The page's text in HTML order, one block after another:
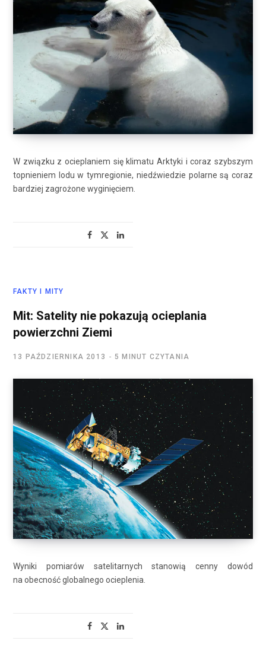
W związku z ocieplaniem się klimatu Arktyki i coraz szybszym
topnieniem lodu w tymregionie, niedźwiedzie polarne są coraz
bardziej zagrożone wyginięciem.
FAKTY I MITY
Mit: Satelity nie pokazują ocieplania
powierzchni Ziemi
13 PAŹDZIERNIKA 2013 5 MINUT CZYTANIA
Wyniki pomiarów satelitarnych stanowią cenny dowód
na obecność globalnego ocieplenia.